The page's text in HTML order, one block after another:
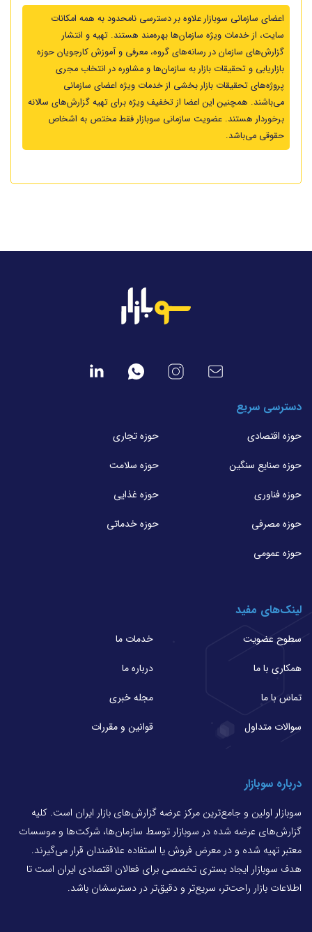
اعضای سازمانی سوبازار علاوه بر دسترسی نامحدود به همه امکانات
سایت، از خدمات ویژه سازمان‌ها بهره‌مند هستند. تهیه و انتشار
گزارش‌های سازمان در رسانه‌های گروه، معرفی و آموزش کارجویان حوزه
بازاریابی و تحقیقات بازار به سازمان‌ها و مشاوره در انتخاب مجری
پروژه‌های تحقیقات بازار بخشی از خدمات ویژه اعضای سازمانی
می‌باشند. همچنین این اعضا از تخفیف ویژه برای تهیه گزارش‌های سالانه
برخوردار هستند. عضویت سازمانی سوبازار فقط مختص به اشخاص
حقوقی می‌باشد.
دسترسی سریع
حوزه اقتصادی
حوزه تجاری
حوزه صنایع سنگین
حوزه سلامت
حوزه فناوری
حوزه غذایی
حوزه مصرفی
حوزه خدماتی
حوزه عمومی
لینک‌های مفید
سطوح عضویت
خدمات ما
همکاری با ما
درباره ما
تماس با ما
مجله خبری
سوالات متداول
قوانین و مقررات
درباره سوبازار
سوبازار اولین و جامع‌ترین مرکز عرضه گزارش‌های بازار ایران است. کلیه
گزارش‌های عرضه شده در سوبازار توسط سازمان‌ها، شرکت‌ها و موسسات
معتبر تهیه شده و در معرض فروش یا استفاده علاقمندان قرار می‌گیرند.
هدف سوبازار ایجاد بستری تخصصی برای فعالان اقتصادی ایران است تا
اطلاعات بازار راحت‌تر، سریع‌تر و دقیق‌تر در دسترسشان باشد.